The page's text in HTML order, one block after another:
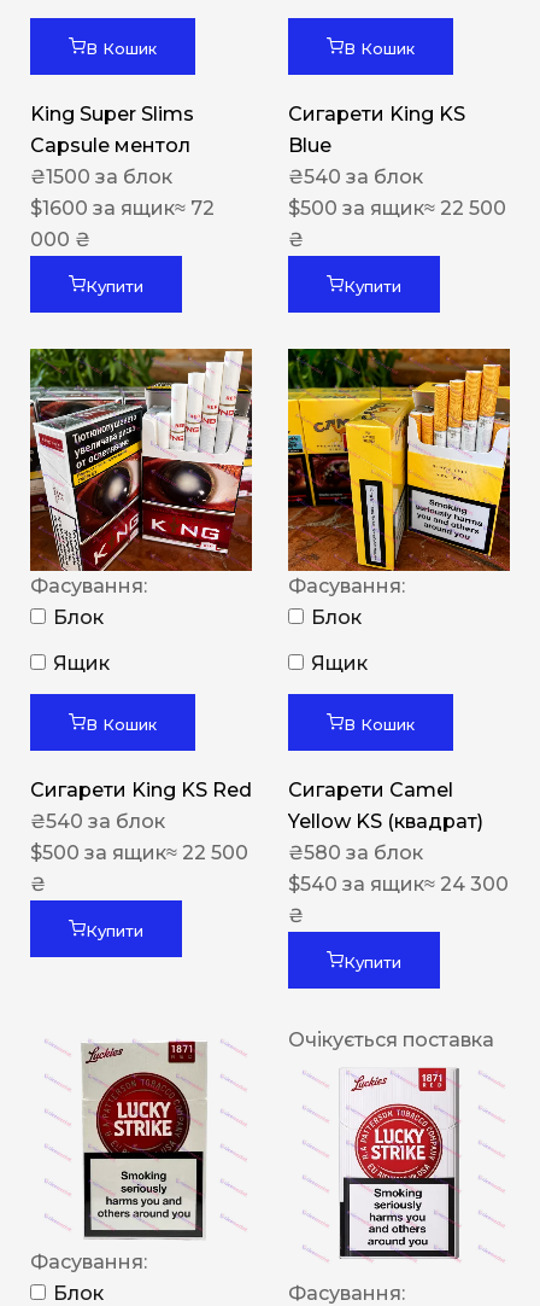
В Кошик
King Super Slims
Capsule ментол
₴1500 за блок
$1600 за ящик≈ 72
000 ₴
Купити
В Кошик
Сигарети King KS
Blue
₴540 за блок
$500 за ящик≈ 22 500
₴
Купити
Фасування:
Блок
Ящик
В Кошик
Сигарети King KS Red
₴540 за блок
$500 за ящик≈ 22 500
₴
Купити
Фасування:
Блок
Ящик
В Кошик
Сигарети Camel
Yellow KS (квадрат)
₴580 за блок
$540 за ящик≈ 24 300
₴
Купити
Фасування:
Блок
Очікується поставка
Фасування: